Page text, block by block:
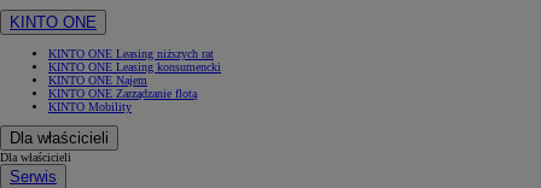
KINTO ONE
KINTO ONE Leasing niższych rat
KINTO ONE Leasing konsumencki
KINTO ONE Najem
KINTO ONE Zarządzanie flotą
KINTO Mobility
Dla właścicieli
Dla właścicieli
Serwis